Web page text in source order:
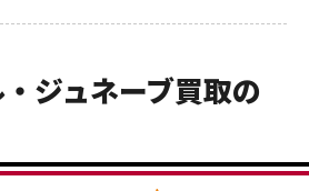
ジュネーブ買取の